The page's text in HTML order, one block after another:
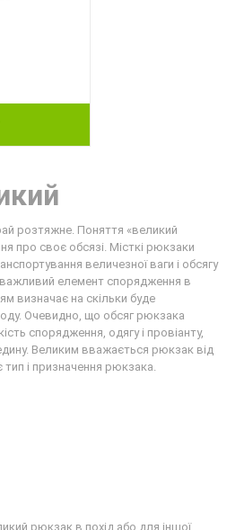
розтяжне. Поняття «великий
про своє обсязі. Місткі рюкзаки
величезної ваги і обсягу
елемент спорядження в
визначає на скільки буде
Очевидно, що обсяг рюкзака
спорядження, одягу і провіанту,
Великим вважається рюкзак від
тип і призначення рюкзака.
рюкзак в похід або для іншої